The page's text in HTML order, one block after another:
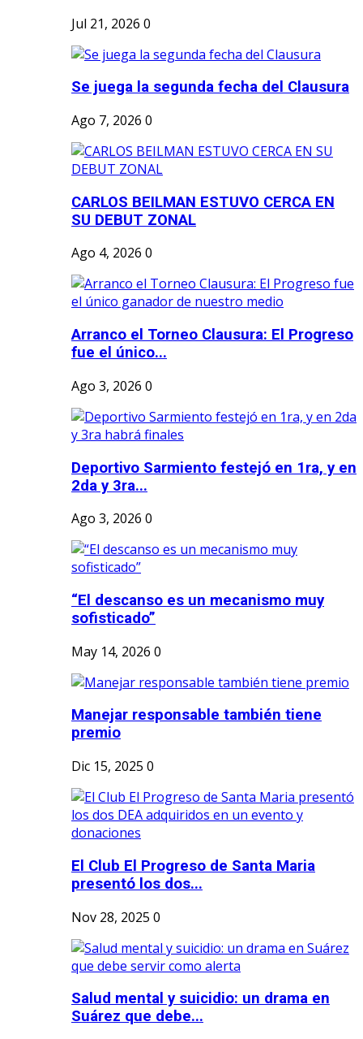
Jul 21, 2026 0
Se juega la segunda fecha del Clausura
Ago 7, 2026 0
CARLOS BEILMAN ESTUVO CERCA EN
SU DEBUT ZONAL
Ago 4, 2026 0
Arranco el Torneo Clausura: El Progreso
fue el único...
Ago 3, 2026 0
Deportivo Sarmiento festejó en 1ra, y en
2da y 3ra...
Ago 3, 2026 0
“El descanso es un mecanismo muy
sofisticado”
May 14, 2026 0
Manejar responsable también tiene
premio
Dic 15, 2025 0
El Club El Progreso de Santa Maria
presentó los dos...
Nov 28, 2025 0
Salud mental y suicidio: un drama en
Suárez que debe...